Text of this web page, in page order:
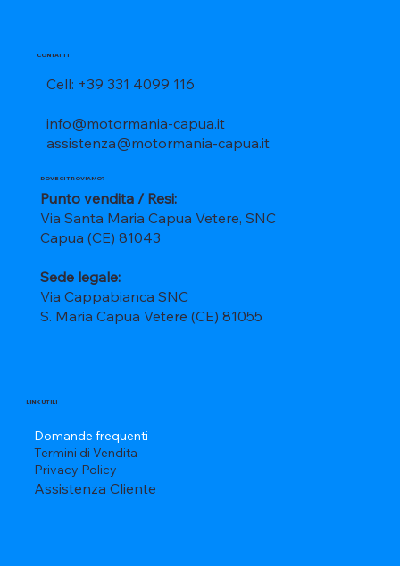
CONTATTI
Cell: +39 331 4099 116
info@motormania-capua.it
assistenza@motormania-capua.it
DOVE CI TROVIAMO?
Punto vendita / Resi:
Via Santa Maria Capua Vetere, SNC
Capua (CE) 81043
Sede legale:
Via Cappabianca SNC
S. Maria Capua Vetere (CE) 81055
LINK UTILI
Domande frequenti
Termini di Vendita
Privacy Policy
Assistenza Cliente